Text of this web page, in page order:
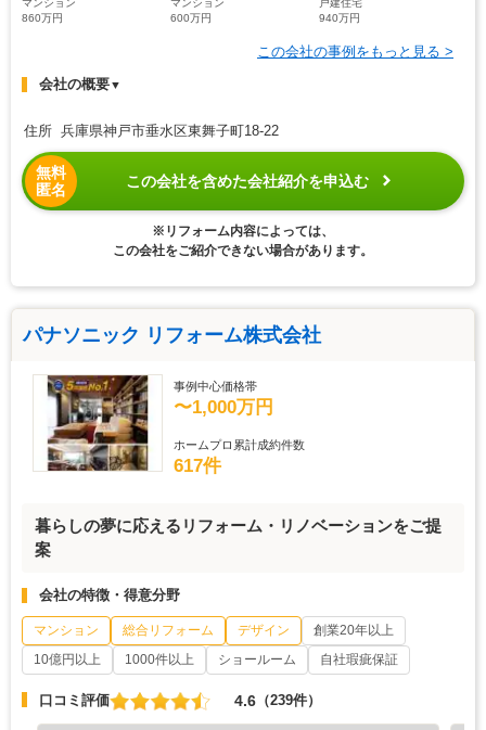
マンション
860万円
マンション
600万円
戸建住宅
940万円
この会社の事例をもっと見る >
会社の概要▼
住所 兵庫県神戸市垂水区東舞子町18-22
無料
匿名
この会社を含めた会社紹介を申込む
※リフォーム内容によっては、
この会社をご紹介できない場合があります。
パナソニック リフォーム株式会社
事例中心価格帯
〜1,000万円
ホームプロ累計成約件数
617件
暮らしの夢に応えるリフォーム・リノベーションをご提
案
会社の特徴・得意分野
マンション 総合リフォーム デザイン
創業20年以上
10億円以上
1000件以上 ショールーム 自社瑕疵保証
口コミ評価 4.6 （239件）